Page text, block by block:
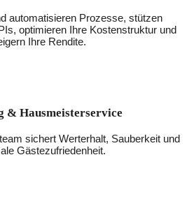
automatisieren Prozesse, stützen
optimieren Ihre Kostenstruktur und
Ihre Rendite.
& Hausmeisterservice
sichert Werterhalt, Sauberkeit und
Gästezufriedenheit.